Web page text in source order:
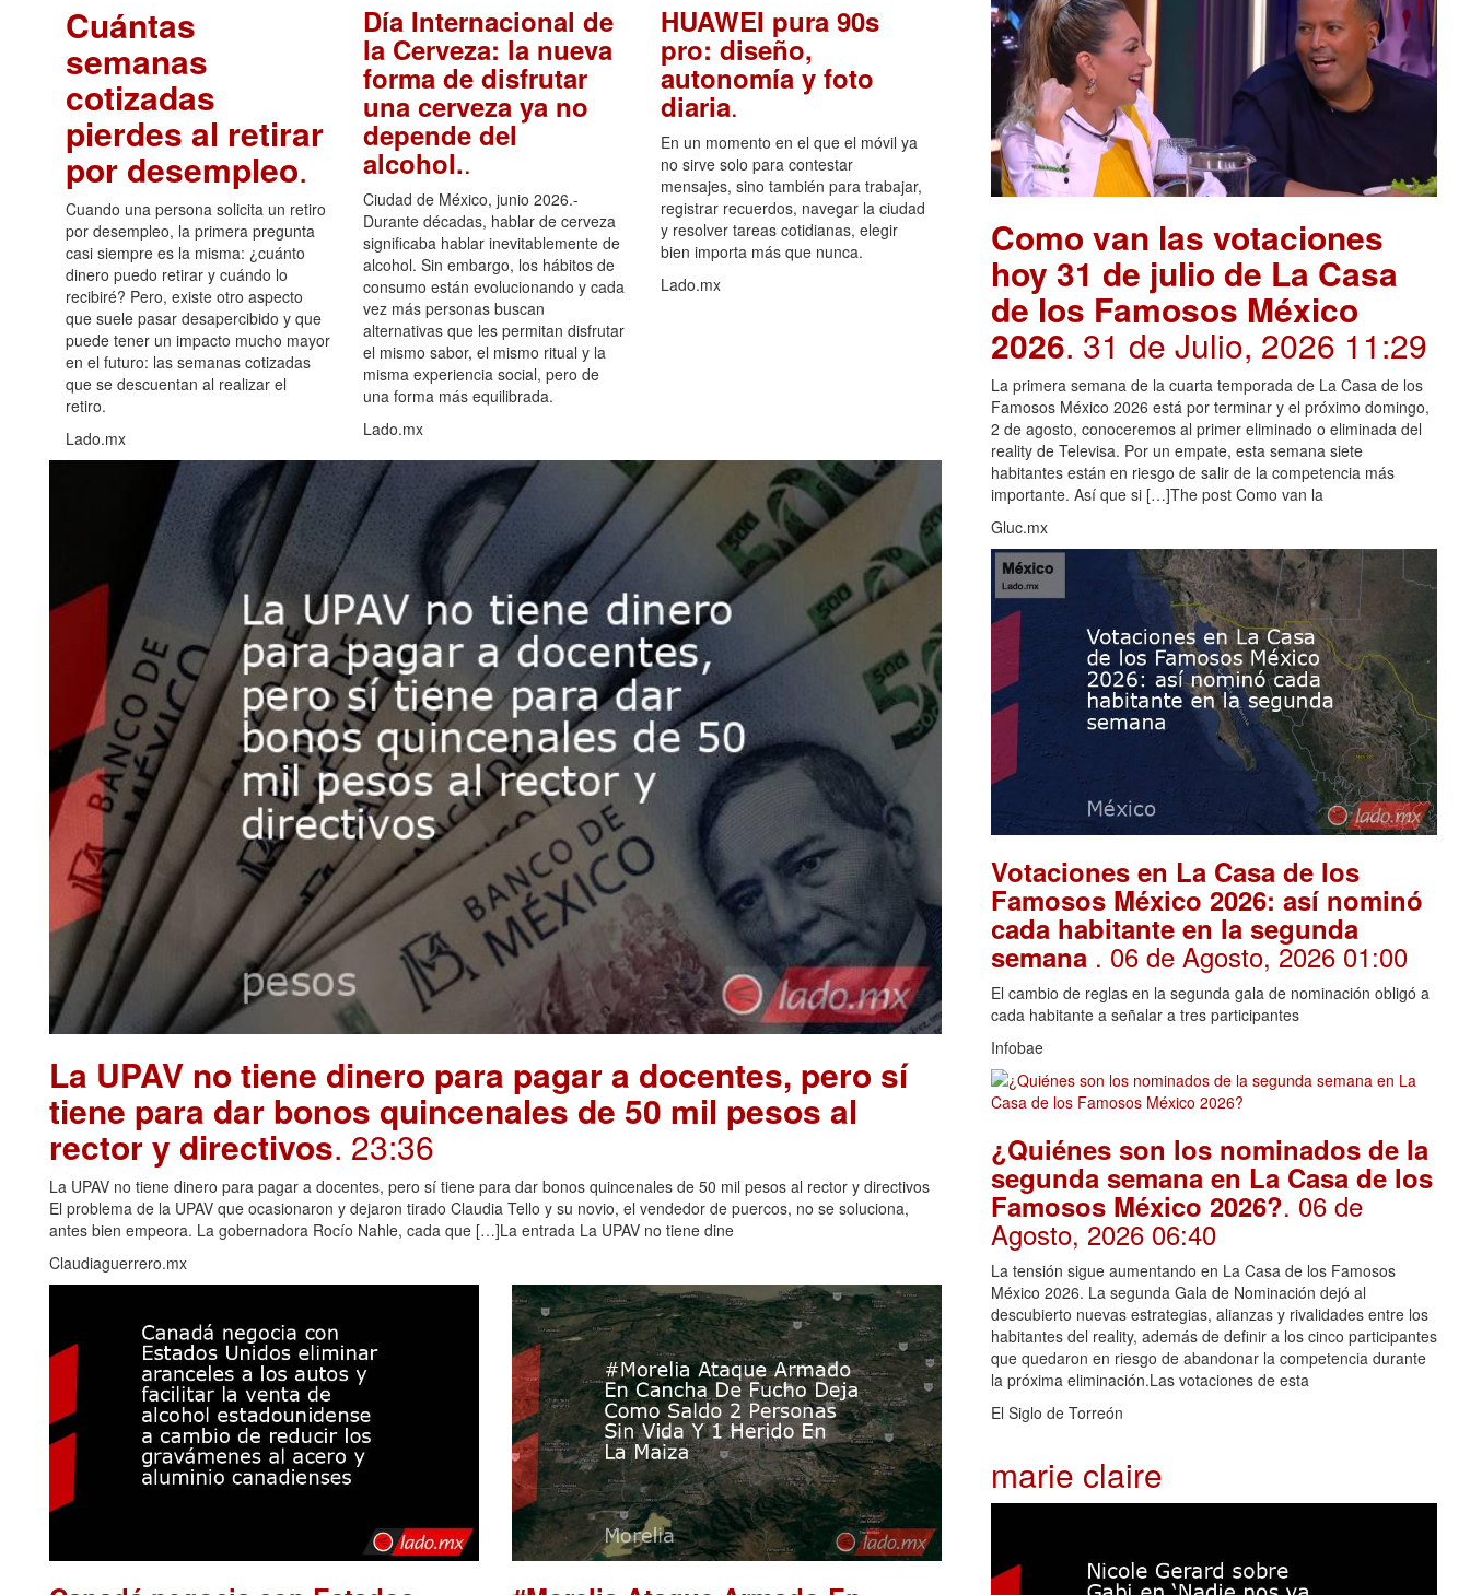
Cuántas
semanas
cotizadas
pierdes al retirar
por desempleo.
Cuando una persona solicita un retiro
por desempleo, la primera pregunta
casi siempre es la misma: ¿cuánto
dinero puedo retirar y cuándo lo
recibiré? Pero, existe otro aspecto
que suele pasar desapercibido y que
puede tener un impacto mucho mayor
en el futuro: las semanas cotizadas
que se descuentan al realizar el
retiro.
Lado.mx
Día Internacional de
la Cerveza: la nueva
forma de disfrutar
una cerveza ya no
depende del
alcohol..
Ciudad de México, junio 2026.-
Durante décadas, hablar de cerveza
significaba hablar inevitablemente de
alcohol. Sin embargo, los hábitos de
consumo están evolucionando y cada
vez más personas buscan
alternativas que les permitan disfrutar
el mismo sabor, el mismo ritual y la
misma experiencia social, pero de
una forma más equilibrada.
Lado.mx
HUAWEI pura 90s
pro: diseño,
autonomía y foto
diaria.
En un momento en el que el móvil ya
no sirve solo para contestar
mensajes, sino también para trabajar,
registrar recuerdos, navegar la ciudad
y resolver tareas cotidianas, elegir
bien importa más que nunca.
Lado.mx
La UPAV no tiene dinero para pagar a docentes, pero sí
tiene para dar bonos quincenales de 50 mil pesos al
rector y directivos. 23:36
La UPAV no tiene dinero para pagar a docentes, pero sí tiene para dar bonos quincenales de 50 mil pesos al rector y directivos
El problema de la UPAV que ocasionaron y dejaron tirado Claudia Tello y su novio, el vendedor de puercos, no se soluciona,
antes bien empeora. La gobernadora Rocío Nahle, cada que […]La entrada La UPAV no tiene dine
Claudiaguerrero.mx
Como van las votaciones
hoy 31 de julio de La Casa
de los Famosos México
2026. 31 de Julio, 2026 11:29
La primera semana de la cuarta temporada de La Casa de los
Famosos México 2026 está por terminar y el próximo domingo,
2 de agosto, conoceremos al primer eliminado o eliminada del
reality de Televisa. Por un empate, esta semana siete
habitantes están en riesgo de salir de la competencia más
importante. Así que si […]The post Como van la
Gluc.mx
Votaciones en La Casa de los
Famosos México 2026: así nominó
cada habitante en la segunda
semana . 06 de Agosto, 2026 01:00
El cambio de reglas en la segunda gala de nominación obligó a
cada habitante a señalar a tres participantes
Infobae
¿Quiénes son los nominados de la
segunda semana en La Casa de los
Famosos México 2026?. 06 de
Agosto, 2026 06:40
La tensión sigue aumentando en La Casa de los Famosos
México 2026. La segunda Gala de Nominación dejó al
descubierto nuevas estrategias, alianzas y rivalidades entre los
habitantes del reality, además de definir a los cinco participantes
que quedaron en riesgo de abandonar la competencia durante
la próxima eliminación.Las votaciones de esta
El Siglo de Torreón
marie claire